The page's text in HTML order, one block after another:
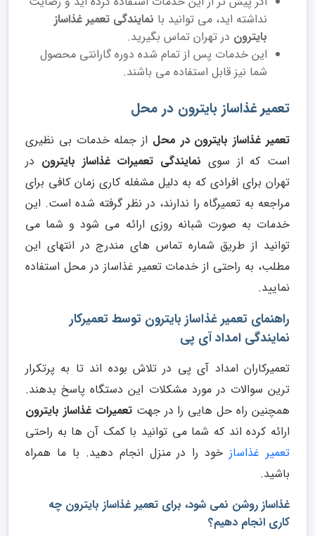
نداشته اید، می توانید با نمایندگی تعمیر غذاساز
بایترون در تهران تماس بگیرید.
این خدمات پس از تمام شده دوره گارانتی محصول
شما نیز قابل استفاده می باشند.
تعمیر غذاساز بایترون در محل
تعمیر غذاساز بایترون در محل از جمله خدمات بی نظیری
است که از سوی نمایندگی تعمیرات غذاساز بایترون در
تهران برای افرادی که به دلیل مشغله کاری زمان کافی برای
مراجعه به تعمیرگاه را ندارند، در نظر گرفته شده است. این
خدمات به صورت شبانه روزی ارائه می شود و شما می
توانید از طریق شماره تماس های مندرج در انتهای این
مطلب، به راحتی از خدمات تعمیر غذاساز در محل استفاده
نمایید.
راهنمای تعمیر غذاساز بایترون توسط تعمیرکار
نمایندگی امداد آی پی
تعمیرکاران امداد آی پی در تلاش بوده اند تا به پرتکرار
ترین سوالات در مورد مشکلات این دستگاه پاسخ بدهند.
همچنین راه حل هایی را در جهتتعمیرات غذاساز بایترون
ارائه کرده اند که شما می توانید با کمک آن ها به راحتی
تعمیر غذاسازخود را در منزل انجام دهید. با ما همراه
باشید.
غذاساز روشن نمی شود، برای تعمیر غذاساز بایترون چه
کاری انجام دهیم؟